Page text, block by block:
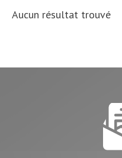
Aucun résultat trouvé